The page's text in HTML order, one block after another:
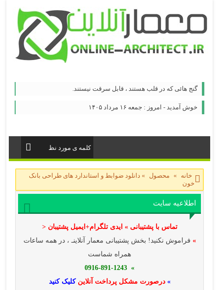
گنج هائی که در قلب هستند ، قابل سرقت نیستند.
خوش آمدید - امروز : جمعه ۱۶ مرداد ۱۴۰۵
خانه » محصول » دانلود ضوابط و استاندارد های طراحی بانک
خون
اطلاعیه سایت
تماس با پشتیبانی » ایدی تلگرام+ایمیل پشتیبان <
» فراموش نکنید! بخش پشتیبانی معمار آنلاینـ ، در همه ساعات
همراه شماست
» 0916-891-1243
» درصورت مشکل پرداخت آنلاینکلیک کنید